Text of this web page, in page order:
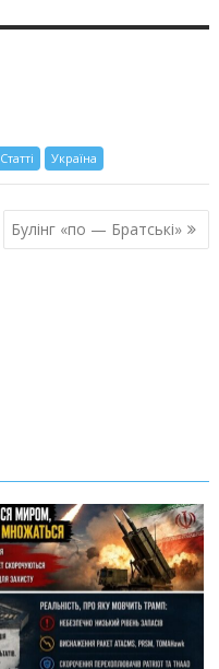
Статті Україна
Булінг «по — Братські»